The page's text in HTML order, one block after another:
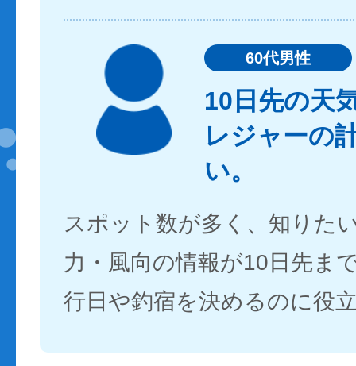
60代男性
10日先の天
レジャーの
い。
スポット数が多く、知りた
力・風向の情報が10日先ま
行日や釣宿を決めるのに役